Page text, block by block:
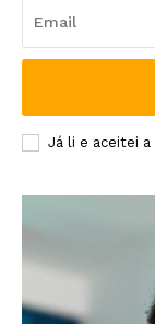
Já li e aceitei a